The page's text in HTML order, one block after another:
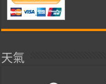
天氣